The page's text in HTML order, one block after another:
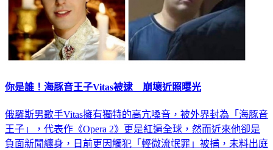
你是誰！海豚音王子Vitas被逮 崩壞近照曝光
俄羅斯男歌手Vitas擁有獨特的高亢嗓音，被外界封為「海豚音
王子」，代表作《Opera 2》更是紅遍全球，然而近來他卻是
負面新聞纏身，日前更因觸犯「輕微流氓罪」被捕，未料出庭